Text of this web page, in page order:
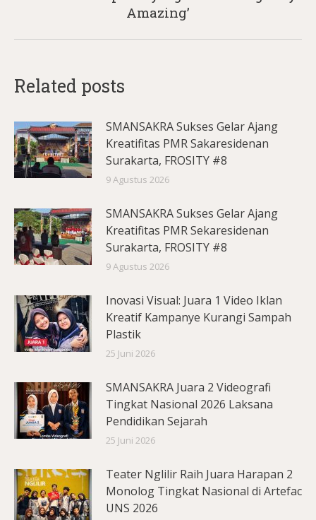
post:
Amazing’
Related posts
SMANSAKRA Sukses Gelar Ajang
Kreatifitas PMR Sakaresidenan
Surakarta, FROSITY #8
9 Agustus 2026
SMANSAKRA Sukses Gelar Ajang
Kreatifitas PMR Sekaresidenan
Surakarta, FROSITY #8
9 Agustus 2026
Inovasi Visual: Juara 1 Video Iklan
Kreatif Kampanye Kurangi Sampah
Plastik
25 Juni 2026
SMANSAKRA Juara 2 Videografi
Tingkat Nasional 2026 Laksana
Pendidikan Sejarah
25 Juni 2026
Teater Nglilir Raih Juara Harapan 2
Monolog Tingkat Nasional di Artefac
UNS 2026